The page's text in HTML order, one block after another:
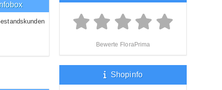
Bewerte FloraPrima
Shopinfo